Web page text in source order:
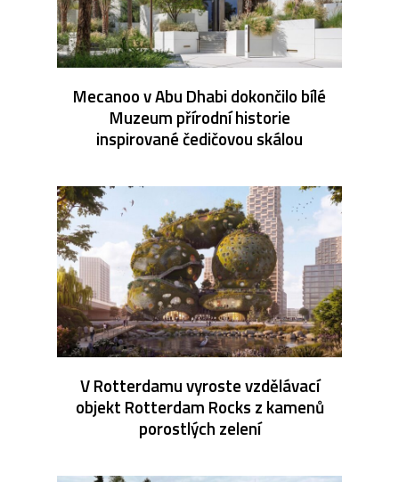
Mecanoo v Abu Dhabi dokončilo bílé
Muzeum přírodní historie
inspirované čedičovou skálou
V Rotterdamu vyroste vzdělávací
objekt Rotterdam Rocks z kamenů
porostlých zelení